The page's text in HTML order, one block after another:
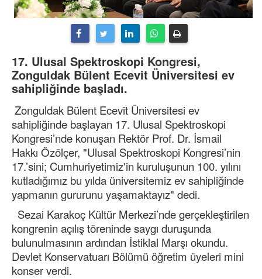
17. Ulusal Spektroskopi Kongresi,
Zonguldak Bülent Ecevit Üniversitesi ev
sahipliğinde başladı.
Zonguldak Bülent Ecevit Üniversitesi ev
sahipliğinde başlayan 17. Ulusal Spektroskopi
Kongresi’nde konuşan Rektör Prof. Dr. İsmail
Hakkı Özölçer, "Ulusal Spektroskopi Kongresi’nin
17.’sini; Cumhuriyetimiz'in kuruluşunun 100. yılını
kutladığımız bu yılda üniversitemiz ev sahipliğinde
yapmanın gururunu yaşamaktayız" dedi.
Sezai Karakoç Kültür Merkezi’nde gerçekleştirilen
kongrenin açılış töreninde saygı duruşunda
bulunulmasının ardından İstiklal Marşı okundu.
Devlet Konservatuarı Bölümü öğretim üyeleri mini
konser verdi.